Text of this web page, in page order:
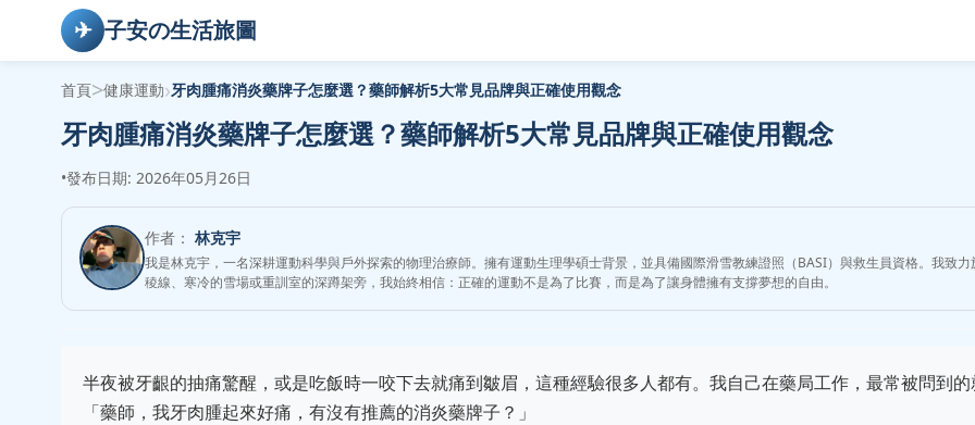
✈ 子安の生活旅圖
首頁>健康運動›牙肉腫痛消炎藥牌子怎麼選？藥師解析5大常見品牌與正確使用觀念
牙肉腫痛消炎藥牌子怎麼選？藥師解析5大常見品牌與正確使用觀念
•發布日期: 2026年05月26日
作者： 林克宇
我是林克宇，一名深耕運動科學與戶外探索的物理治療師。擁有運動生理學碩士背景，並具備國際滑雪教練證照（BASI）與救生員資格。我致
稜線、寒冷的雪場或重訓室的深蹲架旁，我始終相信：正確的運動不是為了比賽，而是為了讓身體擁有支撐夢想的自由。
半夜被牙齦的抽痛驚醒，或是吃飯時一咬下去就痛到皺眉，這種經驗很多人都有。我自己在藥局工作，最常被問到
「藥師，我牙肉腫起來好痛，有沒有推薦的消炎藥牌子？」